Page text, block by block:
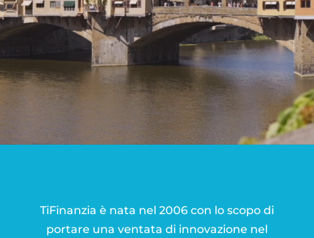
TiFinanzia è nata nel 2006 con lo scopo di
portare una ventata di innovazione nel